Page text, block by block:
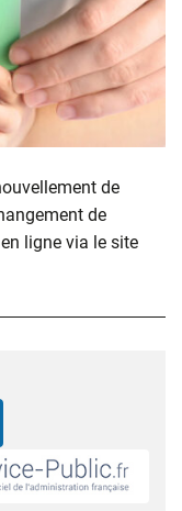
de
de
ligne via le site